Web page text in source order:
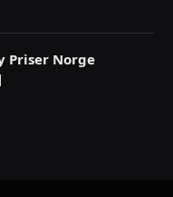
Priser Norge